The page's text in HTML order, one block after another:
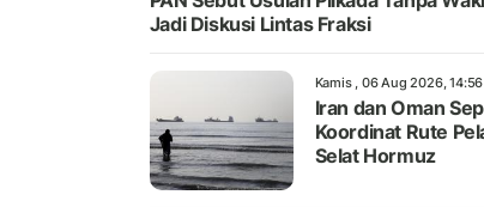
Jadi Diskusi Lintas Fraksi
Kamis , 06 Aug 2026,
Iran dan Oman
Koordinat Rute
Selat Hormuz